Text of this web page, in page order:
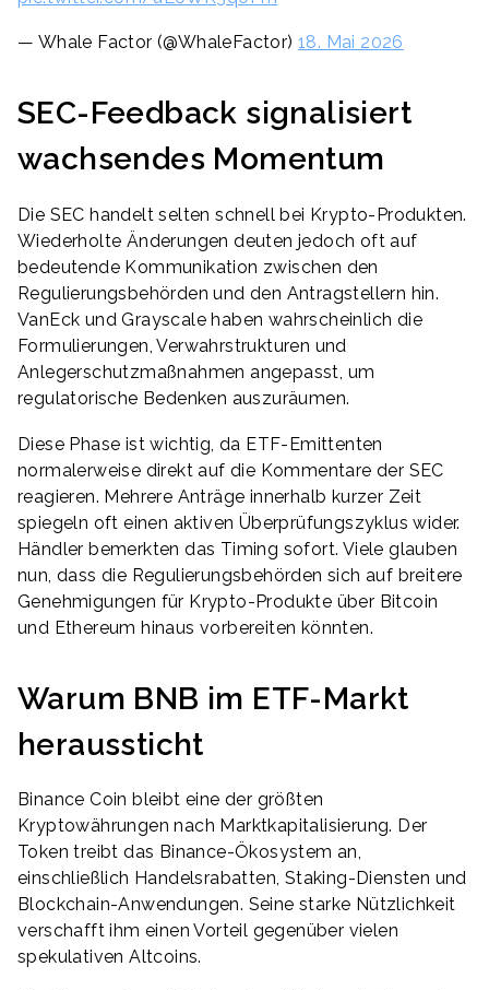
— Whale Factor (@WhaleFactor) 18. Mai 2026
SEC-Feedback signalisiert
wachsendes Momentum
Die SEC handelt selten schnell bei Krypto-Produkten.
Wiederholte Änderungen deuten jedoch oft auf
bedeutende Kommunikation zwischen den
Regulierungsbehörden und den Antragstellern hin.
VanEck und Grayscale haben wahrscheinlich die
Formulierungen, Verwahrstrukturen und
Anlegerschutzmaßnahmen angepasst, um
regulatorische Bedenken auszuräumen.
Diese Phase ist wichtig, da ETF-Emittenten
normalerweise direkt auf die Kommentare der SEC
reagieren. Mehrere Anträge innerhalb kurzer Zeit
spiegeln oft einen aktiven Überprüfungszyklus wider.
Händler bemerkten das Timing sofort. Viele glauben
nun, dass die Regulierungsbehörden sich auf breitere
Genehmigungen für Krypto-Produkte über Bitcoin
und Ethereum hinaus vorbereiten könnten.
Warum BNB im ETF-Markt
heraussticht
Binance Coin bleibt eine der größten
Kryptowährungen nach Marktkapitalisierung. Der
Token treibt das Binance-Ökosystem an,
einschließlich Handelsrabatten, Staking-Diensten und
Blockchain-Anwendungen. Seine starke Nützlichkeit
verschafft ihm einen Vorteil gegenüber vielen
spekulativen Altcoins.